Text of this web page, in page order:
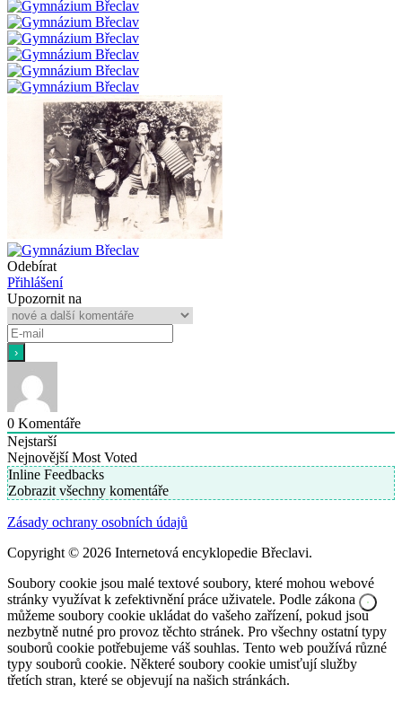
Odebírat
Přihlášení
Upozornit na
0 Komentáře
Nejstarší
Nejnovější Most Voted
Inline Feedbacks
Zobrazit všechny komentáře
Zásady ochrany osobních údajů
Copyright © 2026 Internetová encyklopedie Břeclavi.
Soubory cookie jsou malé textové soubory, které mohou webové
stránky využívat k zefektivnění práce uživatele. Podle zákona
můžeme soubory cookie ukládat do vašeho zařízení, pokud jsou
nezbytně nutné pro provoz těchto stránek. Pro všechny ostatní typy
souborů cookie potřebujeme váš souhlas. Tento web používá různé
typy souborů cookie. Některé soubory cookie umisťují služby
třetích stran, které se objevují na našich stránkách.